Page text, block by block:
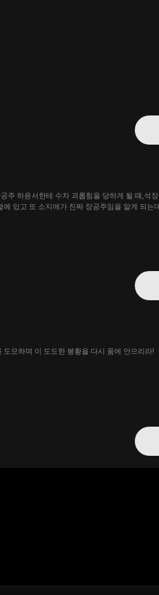
주 하윤서한테 수차 괴롭힘을 당하게 될 때,석
있고 또 소지애가 진짜 장공주임을 알게 되는
모하며 이 도도한 봉황을 다시 품에 안으리라!